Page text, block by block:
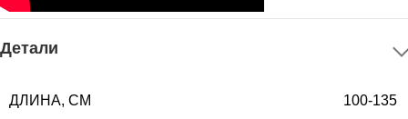
Детали
ДЛИНА, СМ 100-135